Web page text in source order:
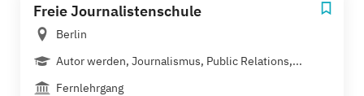
Freie Journalistenschule
Berlin
Autor werden, Journalismus, Public Relations,...
Fernlehrgang